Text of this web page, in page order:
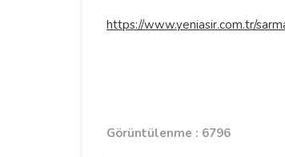
https://www.yeniasir.com.tr/
Görüntülenme : 6796